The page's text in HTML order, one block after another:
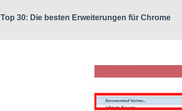
Top 30: Die besten Erweiterungen für Chrome